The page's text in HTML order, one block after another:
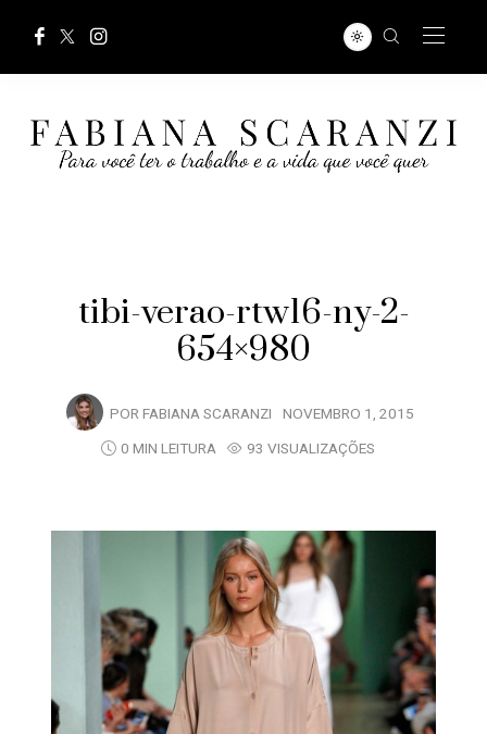
tibi-verao-rtw16-ny-2-
654×980
POR FABIANA SCARANZI NOVEMBRO 1, 2015
0 MIN LEITURA
93 VISUALIZAÇÕES